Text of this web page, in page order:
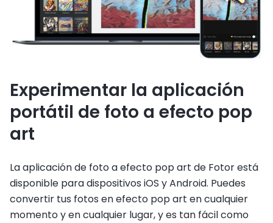
Experimentar la aplicación
portátil de foto a efecto pop
art
La aplicación de foto a efecto pop art de Fotor está
disponible para dispositivos iOS y Android. Puedes
convertir tus fotos en efecto pop art en cualquier
momento y en cualquier lugar, y es tan fácil como